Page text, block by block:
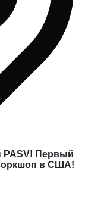
PASV! Первый
в США!